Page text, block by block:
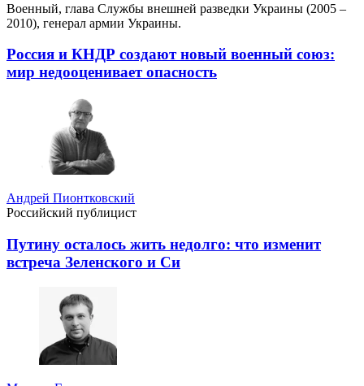
Военный, глава Службы внешней разведки Украины (2005 –
2010), генерал армии Украины.
Россия и КНДР создают новый военный союз:
мир недооценивает опасность
Андрей Пионтковский
Российский публицист
Путину осталось жить недолго: что изменит
встреча Зеленского и Си